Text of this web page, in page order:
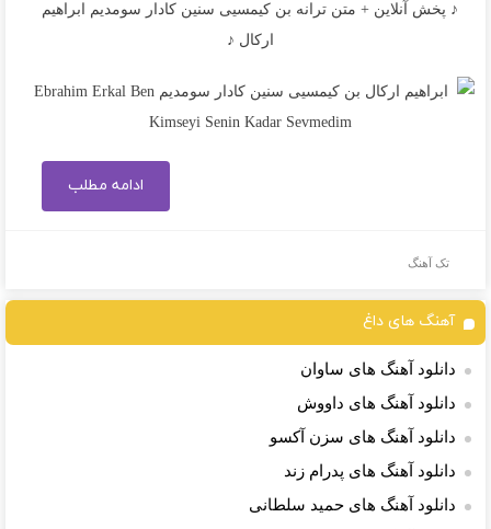
♪ پخش آنلاین + متن ترانه بن کیمسیی سنین کادار سومدیم ابراهیم
ارکال ♪
ادامه مطلب
تک آهنگ
آهنگ های داغ
دانلود آهنگ های ساوان
دانلود آهنگ های داووش
دانلود آهنگ های سزن آکسو
دانلود آهنگ های پدرام زند
دانلود آهنگ های حمید سلطانی